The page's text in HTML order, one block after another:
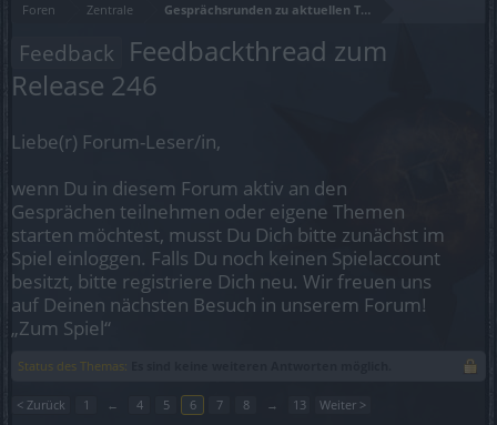
Foren Zentrale Gesprächsrunden zu aktuellen Themen
Feedback Feedbackthread zum
Release 246
Liebe(r) Forum-Leser/in,
wenn Du in diesem Forum aktiv an den
Gesprächen teilnehmen oder eigene Themen
starten möchtest, musst Du Dich bitte zunächst im
Spiel einloggen. Falls Du noch keinen Spielaccount
besitzt, bitte registriere Dich neu. Wir freuen uns
auf Deinen nächsten Besuch in unserem Forum!
„Zum Spiel“
Status des Themas:
< Zurück 1 ← 4 5 6 7 8 → 13 Weiter >